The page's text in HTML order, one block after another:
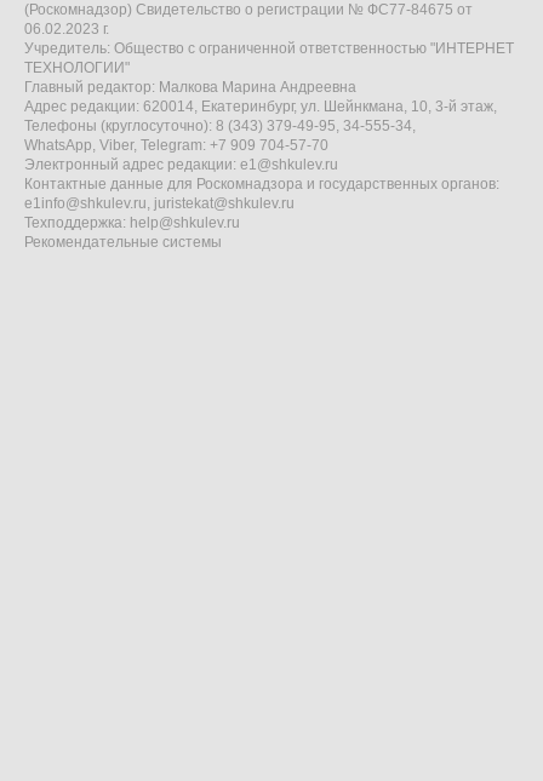
(Роскомнадзор) Свидетельство о регистрации № ФС77-84675 от
06.02.2023 г.
Учредитель: Общество с ограниченной ответственностью "ИНТЕРНЕТ
ТЕХНОЛОГИИ"
Главный редактор: Малкова Марина Андреевна
Адрес редакции: 620014, Екатеринбург, ул. Шейнкмана, 10, 3-й этаж,
Телефоны (круглосуточно): 8 (343) 379-49-95, 34-555-34,
WhatsApp, Viber, Telegram: +7 909 704-57-70
Электронный адрес редакции: e1@shkulev.ru
Контактные данные для Роскомнадзора и государственных органов:
e1info@shkulev.ru, juristekat@shkulev.ru
Техподдержка: help@shkulev.ru
Рекомендательные системы